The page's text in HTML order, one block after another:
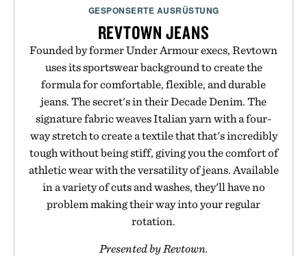
GESPONSERTE AUSRÜSTUNG
REVTOWN JEANS
Founded by former Under Armour execs, Revtown
uses its sportswear background to create the
formula for comfortable, flexible, and durable
jeans. The secret's in their Decade Denim. The
signature fabric weaves Italian yarn with a four-
way stretch to create a textile that that's incredibly
tough without being stiff, giving you the comfort of
athletic wear with the versatility of jeans. Available
in a variety of cuts and washes, they'll have no
problem making their way into your regular
rotation.
Presented by Revtown.